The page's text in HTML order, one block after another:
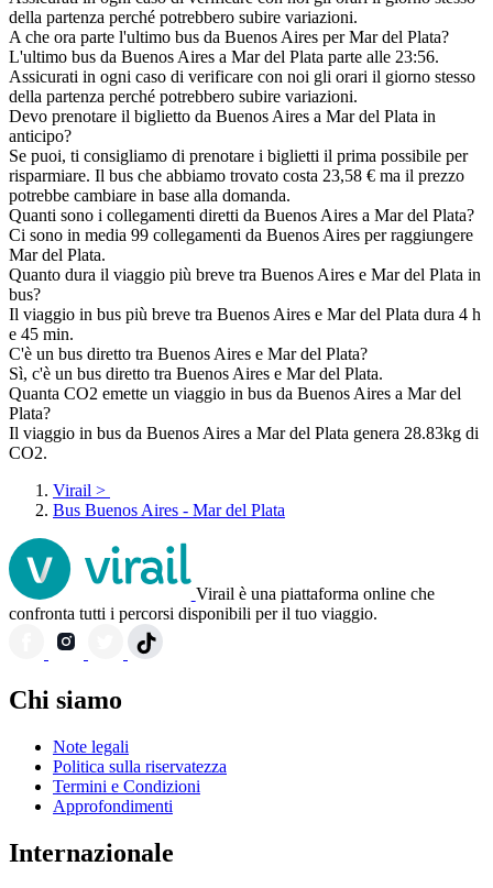
della partenza perché potrebbero subire variazioni.
A che ora parte l'ultimo bus da Buenos Aires per Mar del Plata?
L'ultimo bus da Buenos Aires a Mar del Plata parte alle 23:56.
Assicurati in ogni caso di verificare con noi gli orari il giorno stesso
della partenza perché potrebbero subire variazioni.
Devo prenotare il biglietto da Buenos Aires a Mar del Plata in
anticipo?
Se puoi, ti consigliamo di prenotare i biglietti il prima possibile per
risparmiare. Il bus che abbiamo trovato costa 23,58 € ma il prezzo
potrebbe cambiare in base alla domanda.
Quanti sono i collegamenti diretti da Buenos Aires a Mar del Plata?
Ci sono in media 99 collegamenti da Buenos Aires per raggiungere
Mar del Plata.
Quanto dura il viaggio più breve tra Buenos Aires e Mar del Plata in
bus?
Il viaggio in bus più breve tra Buenos Aires e Mar del Plata dura 4 h
e 45 min.
C'è un bus diretto tra Buenos Aires e Mar del Plata?
Sì, c'è un bus diretto tra Buenos Aires e Mar del Plata.
Quanta CO2 emette un viaggio in bus da Buenos Aires a Mar del
Plata?
Il viaggio in bus da Buenos Aires a Mar del Plata genera 28.83kg di
CO2.
Virail >
Bus Buenos Aires - Mar del Plata
Virail è una piattaforma online che
confronta tutti i percorsi disponibili per il tuo viaggio.
Chi siamo
Note legali
Politica sulla riservatezza
Termini e Condizioni
Approfondimenti
Internazionale